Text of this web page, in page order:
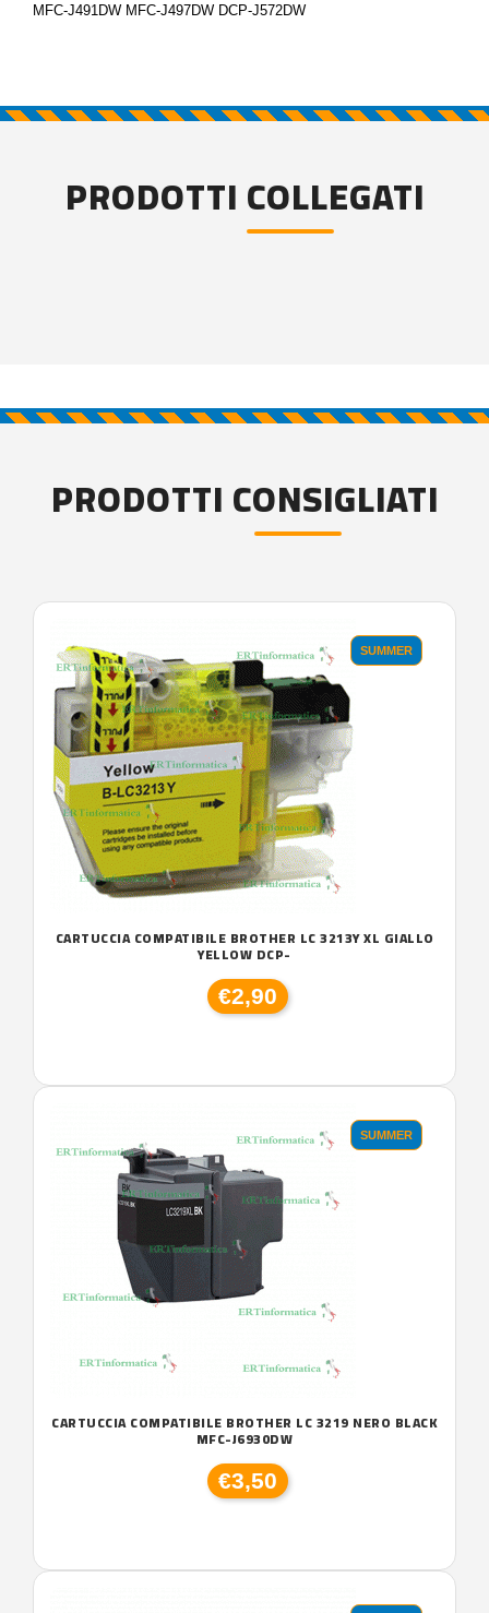
MFC-J491DW MFC-J497DW DCP-J572DW
PRODOTTI COLLEGATI
PRODOTTI CONSIGLIATI
SUMMER
CARTUCCIA COMPATIBILE BROTHER LC 3213Y XL GIALLO
YELLOW DCP-
€2,90
SUMMER
CARTUCCIA COMPATIBILE BROTHER LC 3219 NERO BLACK
MFC-J6930DW
€3,50